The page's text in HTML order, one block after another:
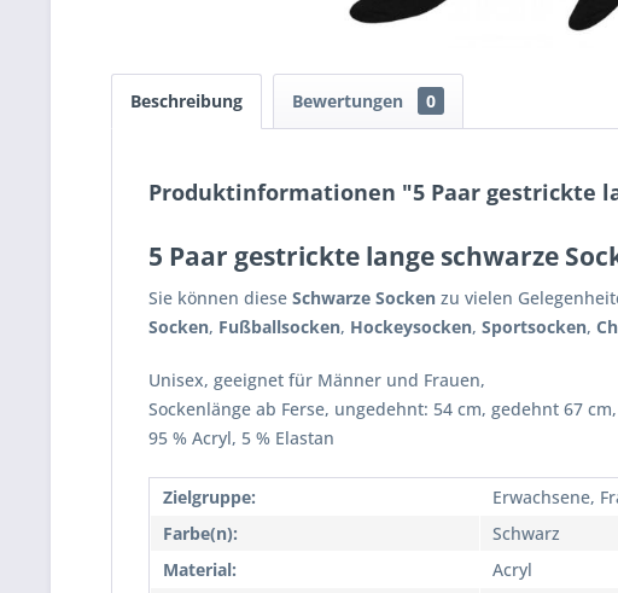
Beschreibung Bewertungen 0
Produktinformationen "5 Paar gestrickte
5 Paar gestrickte lange schwarze
Sie können diese Schwarze Socken zu vielen
Socken, Fußballsocken, Hockeysocken, Sportsocken,
Unisex, geeignet für Männer und Frauen,
Sockenlänge ab Ferse, ungedehnt: 54 cm, gedehnt 67 cm,
95 % Acryl, 5 % Elastan
Zielgruppe:
Erwachsene,
Farbe(n):
Schwarz
Material:
Acryl